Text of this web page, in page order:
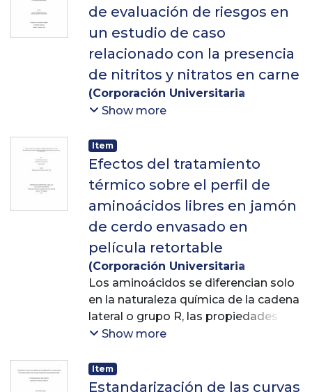
de evaluación de riesgos en
un estudio de caso
relacionado con la presencia
de nitritos y nitratos en carne
(Corporación Universitaria
Lasallista,2017
Hernán
Licceth
Show more
Item
Efectos del tratamiento
térmico sobre el perfil de
aminoácidos libres en jamón
de cerdo envasado en
película retortable
(Corporación Universitaria
Lasallista,2013-04-17)Herrera,
Fredy Humberto;Valencia,
Guillermo León; Llanos Ríos,
Natalia
Los aminoácidos se diferencian solo
en la naturaleza química de la cadena
lateral o grupo R, las propiedades
físico-químicas, como la carga neta,
reaccionar con otros aminoácidos o
compuestos hace que este tipo de
Show more
Item
Estandarización de las curvas